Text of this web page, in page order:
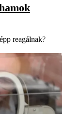
reagálnak?